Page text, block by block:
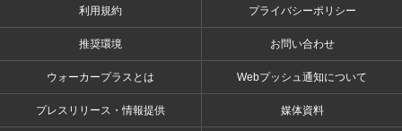
利用規約 プライバシーポリシー
推奨環境 お問い合わせ
ウォーカープラスとは Webプッシュ通知について
プレスリリース・情報提供 媒体資料